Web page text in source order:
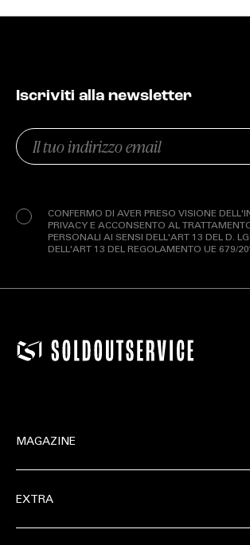
Iscriviti alla newsletter
Email
(Obbligatorio)
CONFERMO DI AVER PRESO VISIONE
PRIVACY E ACCONSENTO AL
PERSONALI AI SENSI DELL'ART 13 DEL D.
DELL'ART 13 DEL REGOLAMENTO UE 679/
MAGAZINE
EXTRA